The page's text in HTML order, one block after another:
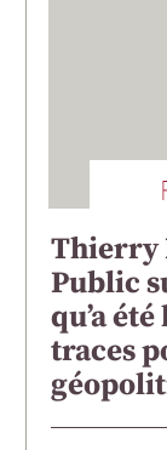
Thierry
Public
qu’a
traces